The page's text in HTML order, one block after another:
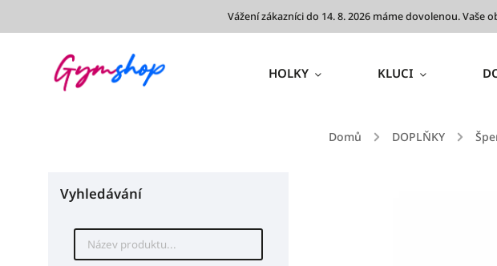
Vážení zákazníci do 14. 8. 2026 máme dovolenou. Vaše
HOLKY KLUCI
Domů / DOPLŇKY /
Vyhledávání